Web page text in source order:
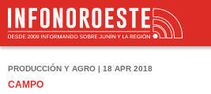
PRODUCCIÓN Y AGRO | 18 APR 2018
CAMPO